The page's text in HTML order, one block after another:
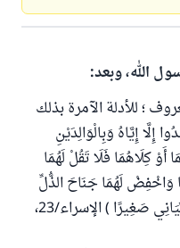
الله، وبعد:
؛ للأدلة الآمرة بذلك
إِلَّا إِيَّاهُ وَبِالْوَالِدَيْنِ
كِلَاهُمَا فَلَا تَقُلْ لَهُمَا
وَاخْفِضْ لَهُمَا جَنَاحَ الذُّلِّ
مِنَ الرَّحْمَةِ وَقُلْ رَبِّ ارْحَمْهُمَا كَمَا رَبَّيَانِي صَغِيرًا ) الإسراء/23،